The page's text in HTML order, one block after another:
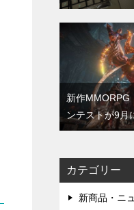
新作MMORPG
ンテストが9月
カテゴリー
新商品・ニ